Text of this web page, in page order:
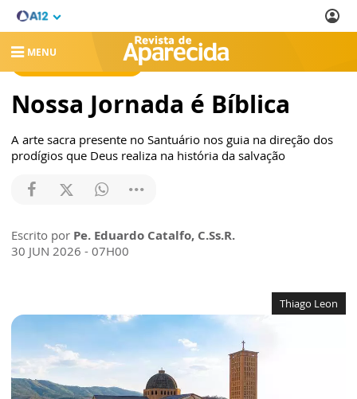
MENU
REVISTA DE APARECIDA
Nossa Jornada é Bíblica
A arte sacra presente no Santuário nos guia na direção dos
prodígios que Deus realiza na história da salvação
Escrito por Pe. Eduardo Catalfo, C.Ss.R.
30 JUN 2026 - 07H00
Thiago Leon